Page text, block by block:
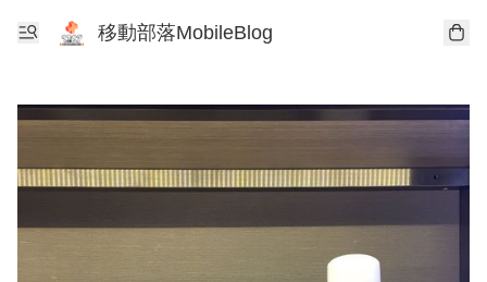
移動部落MobileBlog